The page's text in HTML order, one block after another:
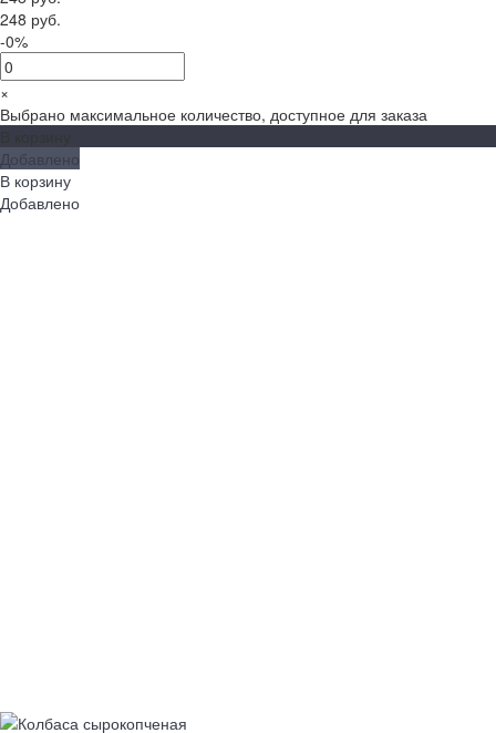
248 руб.
-0%
×
Выбрано максимальное количество, доступное для заказа
Добавлено
В корзину
Добавлено